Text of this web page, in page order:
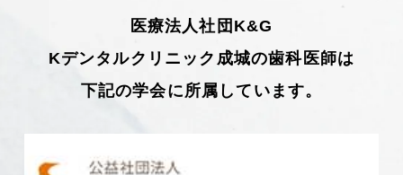
医療法人社団K&G
Kデンタルクリニック成城の歯科医師は
下記の学会に所属しています。